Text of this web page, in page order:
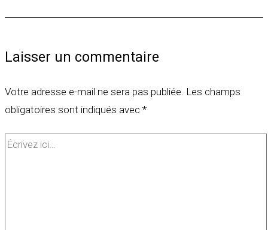
Laisser un commentaire
Votre adresse e-mail ne sera pas publiée. Les champs
obligatoires sont indiqués avec *
Écrivez